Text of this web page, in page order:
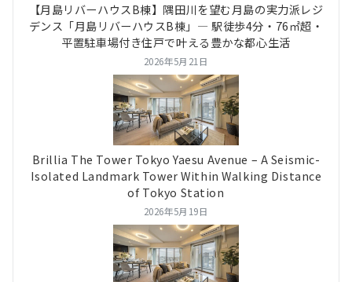
【月島リバーハウスB棟】隅田川を望む月島の実力派レジ
デンス「月島リバーハウスB棟」― 駅徒歩4分・76㎡超・
平置駐車場付き住戸で叶える豊かな都心生活
2026年5月21日
Brillia The Tower Tokyo Yaesu Avenue – A Seismic-
Isolated Landmark Tower Within Walking Distance
of Tokyo Station
2026年5月19日